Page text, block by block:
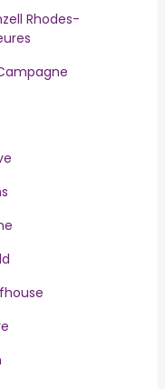
Rhodes-